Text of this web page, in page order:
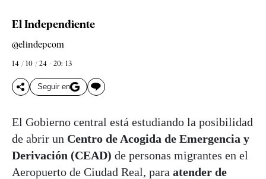
El Independiente
@elindepcom
14 / 10 / 24 - 20: 13
Seguir en
El Gobierno central está estudiando la posibilidad
de abrir un Centro de Acogida de Emergencia y
Derivación (CEAD) de personas migrantes en el
Aeropuerto de Ciudad Real, para atender de